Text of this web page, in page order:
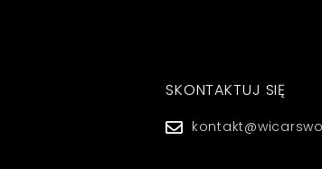
SKONTAKTUJ SIĘ